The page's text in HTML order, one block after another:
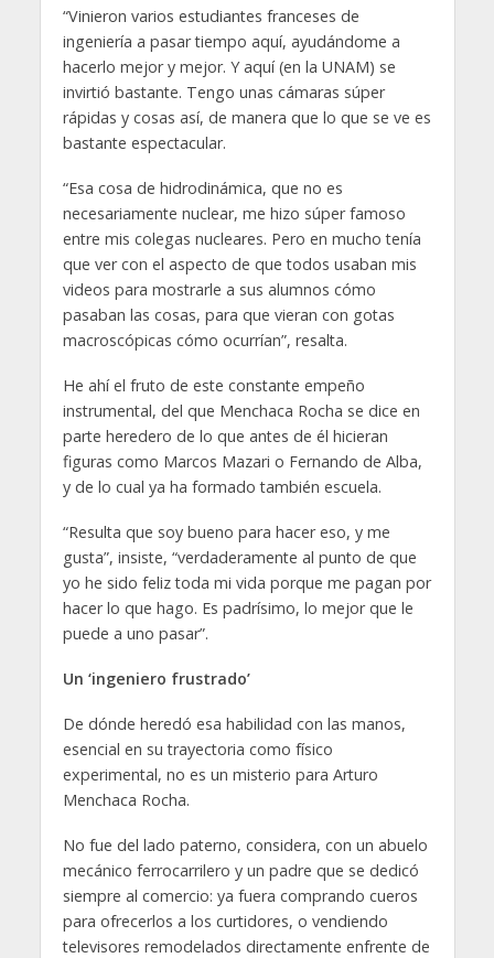
“Vinieron varios estudiantes franceses de
ingeniería a pasar tiempo aquí, ayudándome a
hacerlo mejor y mejor. Y aquí (en la UNAM) se
invirtió bastante. Tengo unas cámaras súper
rápidas y cosas así, de manera que lo que se ve es
bastante espectacular.
“Esa cosa de hidrodinámica, que no es
necesariamente nuclear, me hizo súper famoso
entre mis colegas nucleares. Pero en mucho tenía
que ver con el aspecto de que todos usaban mis
videos para mostrarle a sus alumnos cómo
pasaban las cosas, para que vieran con gotas
macroscópicas cómo ocurrían”, resalta.
He ahí el fruto de este constante empeño
instrumental, del que Menchaca Rocha se dice en
parte heredero de lo que antes de él hicieran
figuras como Marcos Mazari o Fernando de Alba,
y de lo cual ya ha formado también escuela.
“Resulta que soy bueno para hacer eso, y me
gusta”, insiste, “verdaderamente al punto de que
yo he sido feliz toda mi vida porque me pagan por
hacer lo que hago. Es padrísimo, lo mejor que le
puede a uno pasar”.
Un ‘ingeniero frustrado’
De dónde heredó esa habilidad con las manos,
esencial en su trayectoria como físico
experimental, no es un misterio para Arturo
Menchaca Rocha.
No fue del lado paterno, considera, con un abuelo
mecánico ferrocarrilero y un padre que se dedicó
siempre al comercio: ya fuera comprando cueros
para ofrecerlos a los curtidores, o vendiendo
televisores remodelados directamente enfrente de